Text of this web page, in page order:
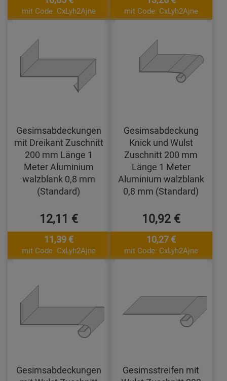
mit Code: CxLyh2Ajne mit Code: CxLyh2Ajne
Gesimsabdeckungen
mit Dreikant Zuschnitt
200 mm Länge 1
Meter Aluminium
walzblank 0,8 mm
(Standard)
12,11 €
11,39 €
mit Code: CxLyh2Ajne
Gesimsabdeckung
Knick und Wulst
Zuschnitt 200 mm
Länge 1 Meter
Aluminium walzblank
0,8 mm (Standard)
10,92 €
10,27 €
mit Code: CxLyh2Ajne
Gesimsabdeckungen
Gesimsstreifen mit